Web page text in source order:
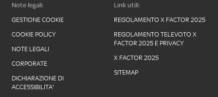
Note legali:
GESTIONE COOKIE
COOKIE POLICY
NOTE LEGALI
CORPORATE
DICHIARAZIONE DI
ACCESSIBILITA'
Link utili:
REGOLAMENTO X FACTOR 2025
REGOLAMENTO TELEVOTO X
FACTOR 2025 E PRIVACY
X FACTOR 2025
SITEMAP